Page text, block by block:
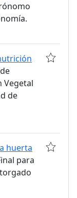
Vegetal
de
huerta
para